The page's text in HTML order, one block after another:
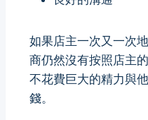
如果店主一次又一次
商仍然沒有按照店主
不花費巨大的精力與
錢。